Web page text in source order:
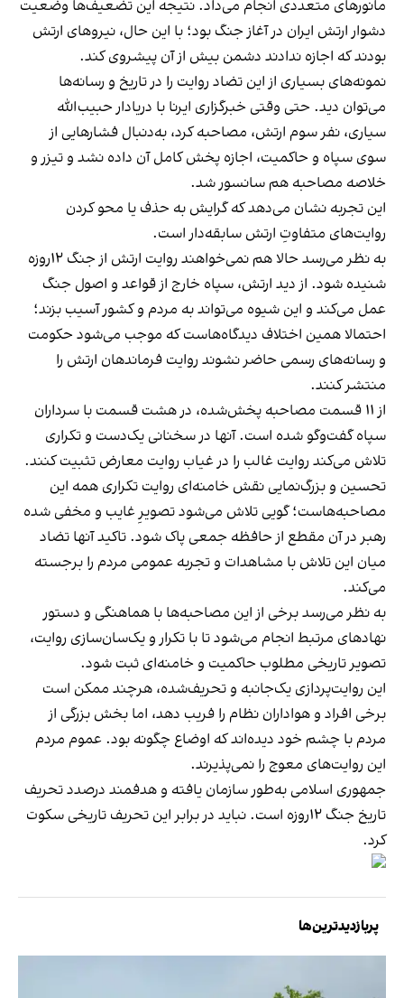
مانورهای متعددی انجام می‌داد. نتیجه این تضعیف‌ها وضعیت
دشوار ارتش ایران در آغاز جنگ بود؛ با این حال، نیروهای ارتش
بودند که اجازه ندادند دشمن بیش از آن پیشروی کند.
نمونه‌های بسیاری از این تضاد روایت را در تاریخ و رسانه‌ها
می‌توان دید. حتی وقتی خبرگزاری ایرنا با دریادار حبیب‌الله
سیاری، نفر سوم ارتش، مصاحبه کرد، به‌دنبال فشارهایی از
سوی سپاه و حاکمیت، اجازه پخش کامل آن داده نشد و تیزر و
خلاصه مصاحبه هم سانسور شد.
این تجربه نشان می‌دهد که گرایش به حذف یا محو کردن
روایت‌های متفاوتِ ارتش سابقه‌دار است.
به نظر می‌رسد حالا هم نمی‌خواهند روایت ارتش از جنگ ۱۲روزه
شنیده شود. از دید ارتش، سپاه خارج از قواعد و اصول جنگ
عمل می‌کند و این شیوه می‌تواند به مردم و کشور آسیب بزند؛
احتمالا همین اختلاف دیدگاه‌هاست که موجب می‌شود حکومت
و رسانه‌های رسمی حاضر نشوند روایت فرماندهان ارتش را
منتشر کنند.
از ۱۱ قسمت مصاحبه پخش‌شده، در هشت قسمت با سرداران
سپاه گفت‌وگو شده است. آنها در سخنانی یک‌دست و تکراری
تلاش می‌کند روایت غالب را در غیاب روایت معارض تثبیت کنند.
تحسین و بزرگ‌نمایی نقش خامنه‌ای روایت تکراری همه این
مصاحبه‌هاست؛ گویی تلاش می‌شود تصویرِ غایب و مخفی شده
رهبر در آن مقطع از حافظه جمعی پاک شود. تاکید آنها تضاد
میان این تلاش با مشاهدات و تجربه عمومی مردم را برجسته
می‌کند.
به نظر می‌رسد برخی از این مصاحبه‌ها با هماهنگی و دستور
نهادهای مرتبط انجام می‌شود تا با تکرار و یک‌سان‌سازی روایت،
تصویر تاریخی مطلوب حاکمیت و خامنه‌ای ثبت شود.
این روایت‌پردازی یک‌جانبه و تحریف‌شده، هرچند ممکن است
برخی افراد و هواداران نظام را فریب دهد، اما بخش بزرگی از
مردم با چشم خود دیده‌اند که اوضاع چگونه بود. عموم مردم
این روایت‌های معوج را نمی‌پذیرند.
جمهوری اسلامی به‌طور سازمان یافته و هدفمند درصدد تحریف
تاریخ جنگ ۱۲روزه است. نباید در برابر این تحریف تاریخی سکوت
کرد.
پربازدیدترین‌ها